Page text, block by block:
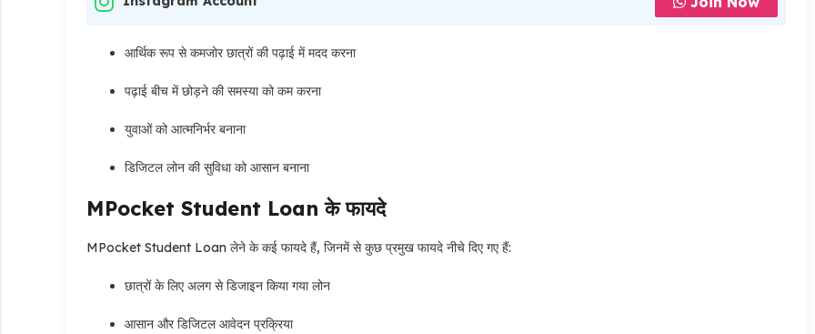
आर्थिक रूप से कमजोर छात्रों की पढ़ाई में मदद करना
पढ़ाई बीच में छोड़ने की समस्या को कम करना
युवाओं को आत्मनिर्भर बनाना
डिजिटल लोन की सुविधा को आसान बनाना
MPocket Student Loan के फायदे
MPocket Student Loan लेने के कई फायदे हैं, जिनमें से कुछ प्रमुख फायदे नीचे दिए गए हैं:
छात्रों के लिए अलग से डिजाइन किया गया लोन
आसान और डिजिटल आवेदन प्रक्रिया